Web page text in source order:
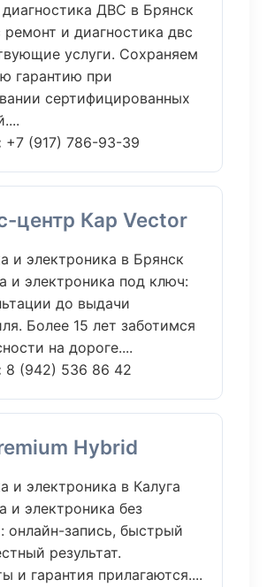
ДВС в Брянск
ремонт и диагностика двс
услуги. Сохраняем
гарантию при
сертифицированных
+7 (917) 786-93-39
центр Кар Vector
и электроника в Брянск
и электроника под ключ:
до выдачи
Более 15 лет заботимся
на дороге....
8 (942) 536 86 42
Hybrid
и электроника в Калуга
и электроника без
онлайн-запись, быстрый
результат.
и гарантия прилагаются....